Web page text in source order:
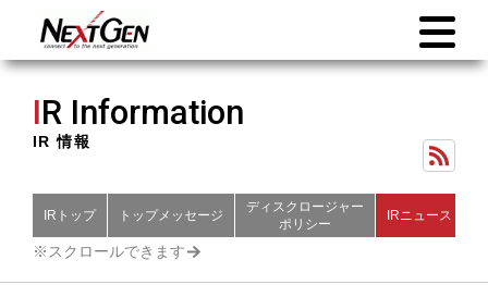
IR Information
IR 情報
IRトップ トップメッセージ
ディスクロージャー
ポリシー
IRニュース